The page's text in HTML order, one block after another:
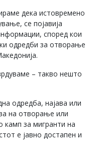
дека истовремено
се појавија
според кои
одредби за отворање
– такво нешто
одредба, најава или
на отворање или
камп за мигранти на
е јавно достапен и